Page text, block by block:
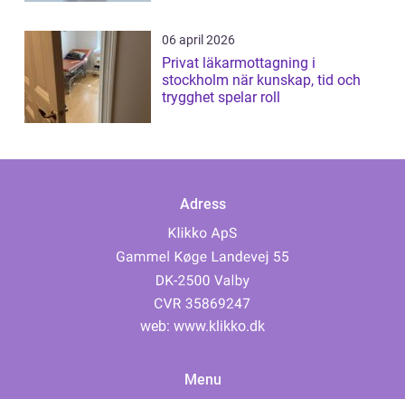
06 april 2026
Privat läkarmottagning i
stockholm när kunskap, tid och
trygghet spelar roll
Adress
web: www.klikko.dk
Menu